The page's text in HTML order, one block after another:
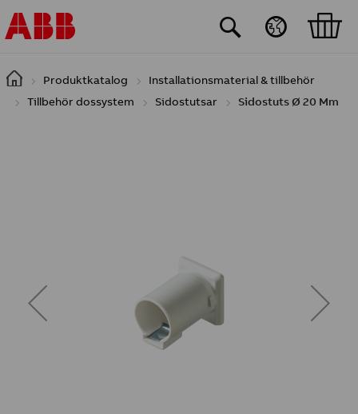
Hoppa till huvudinnehåll
Produktkatalog
Installationsmaterial & tillbehör
Tillbehör dossystem
Sidostutsar Sidostuts Ø 20 Mm